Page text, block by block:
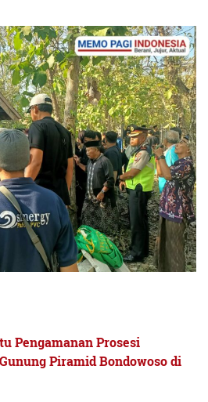
Pengamanan Prosesi
Piramid Bondowoso di